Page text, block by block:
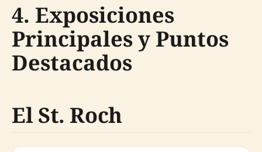
4. Exposiciones
Principales y Puntos
Destacados
El St. Roch